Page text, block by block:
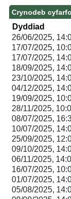
Crynodeb
Dyddiad
26/06/2025,
17/07/2025,
17/07/2025,
18/09/2025,
23/10/2025,
04/12/2025,
19/09/2025,
28/11/2025,
08/07/2025,
10/07/2025,
25/09/2025,
09/10/2025,
06/11/2025,
16/07/2025,
01/07/2025,
05/08/2025,